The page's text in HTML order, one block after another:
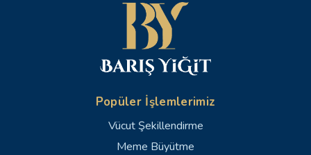
Popüler İşlemlerimiz
Vücut Şekillendirme
Meme Büyütme